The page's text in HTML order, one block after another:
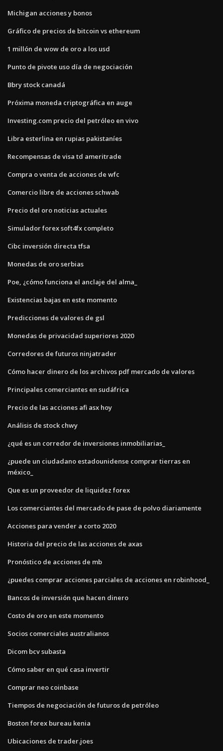
Michigan acciones y bonos
Gráfico de precios de bitcoin vs ethereum
1 millón de wow de oro a los usd
Punto de pivote uso día de negociación
Bbry stock canadá
Próxima moneda criptográfica en auge
Investing.com precio del petróleo en vivo
Libra esterlina en rupias pakistaníes
Recompensas de visa td ameritrade
Compra o venta de acciones de wfc
Comercio libre de acciones schwab
Precio del oro noticias actuales
Simulador forex soft4fx completo
Cibc inversión directa tfsa
Monedas de oro serbias
Poe, ¿cómo funciona el anclaje del alma_
Existencias bajas en este momento
Predicciones de valores de gsl
Monedas de privacidad superiores 2020
Corredores de futuros ninjatrader
Cómo hacer dinero de los archivos pdf mercado de valores
Principales comerciantes en sudáfrica
Precio de las acciones afi asx hoy
Análisis de stock chwy
¿qué es un corredor de inversiones inmobiliarias_
¿puede un ciudadano estadounidense comprar tierras en
méxico_
Que es un proveedor de liquidez forex
Los comerciantes del mercado de pase de polvo diariamente
Acciones para vender a corto 2020
Historia del precio de las acciones de axas
Pronóstico de acciones de mb
¿puedes comprar acciones parciales de acciones en robinhood_
Bancos de inversión que hacen dinero
Costo de oro en este momento
Socios comerciales australianos
Dicom bcv subasta
Cómo saber en qué casa invertir
Comprar neo coinbase
Tiempos de negociación de futuros de petróleo
Boston forex bureau kenia
Ubicaciones de trader.joes